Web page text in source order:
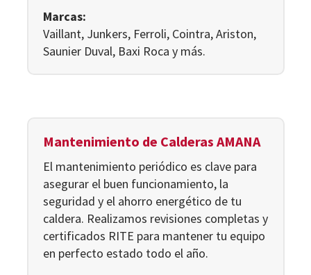
Marcas:
Vaillant, Junkers, Ferroli, Cointra, Ariston,
Saunier Duval, Baxi Roca y más.
Mantenimiento de Calderas AMANA
El mantenimiento periódico es clave para
asegurar el buen funcionamiento, la
seguridad y el ahorro energético de tu
caldera. Realizamos revisiones completas y
certificados RITE para mantener tu equipo
en perfecto estado todo el año.